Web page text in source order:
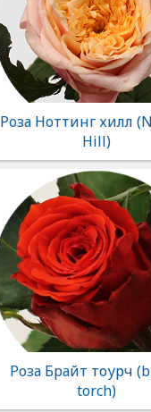
Роза Ноттинг хилл
Hill)
Роза Брайт тоурч
torch)